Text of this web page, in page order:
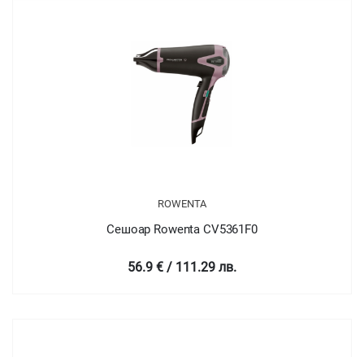
ROWENTA
Сешоар Rowenta CV5361F0
56.9 € / 111.29 лв.